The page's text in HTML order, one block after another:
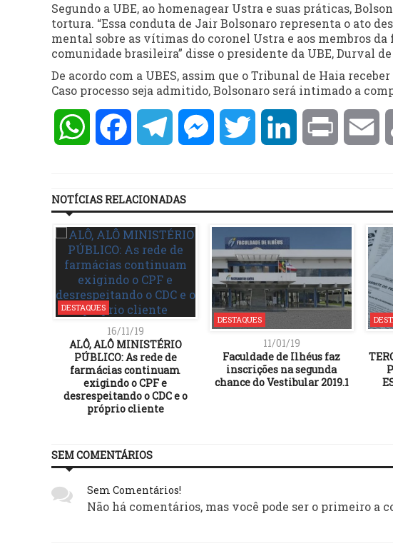
Segundo a UBE, ao homenagear Ustra e suas práticas,
tortura. “Essa conduta de Jair Bolsonaro representa o ato
mental sobre as vítimas do coronel Ustra e aos membros
comunidade brasileira” disse o presidente da UBE, Durval
De acordo com a UBES, assim que o Tribunal de Haia
Caso processo seja admitido, Bolsonaro será intimado a
WhatsAppFacebookTelegramMessengerTwitter LinkedInPrint
NOTÍCIAS RELACIONADAS
DESTAQUES
16/11/19
ALÔ, ALÔ MINISTÉRIO
PÚBLICO: As rede de
farmácias continuam
exigindo o CPF e
desrespeitando o CDC e o
próprio cliente
DESTAQUES
11/01/19
Faculdade de Ilhéus faz
inscrições na segunda
chance do Vestibular 2019.1
SEM COMENTÁRIOS
Sem Comentários!
Não há comentários, mas você pode ser o primeiro a